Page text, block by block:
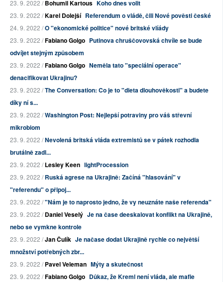
23. 9. 2022 /Bohumil Kartous Koho dnes volit
23. 9. 2022 /Karel Dolejší Referendum o vládě, čili Nové pověsti české
24. 9. 2022 /O "ekonomické politice" nové britské vlíády
23. 9. 2022 /Fabiano Golgo Putinova chruščovovská chvíle se bude
odvíjet stejným způsobem
23. 9. 2022 /Fabiano Golgo Neměla tato "speciální operace"
denacifikovat Ukrajinu?
23. 9. 2022 /The Conversation: Co je to "dieta dlouhověkosti" a budete
díky ní s...
23. 9. 2022 /Washington Post: Nejlepší potraviny pro váš střevní
mikrobiom
23. 9. 2022 /Nevolená britská vláda extremistů se v pátek rozhodla
brutálně zadl...
23. 9. 2022 /Lesley Keen lightProcession
23. 9. 2022 /Ruská agrese na Ukrajině: Začíná "hlasování" v
"referendu" o připoj...
23. 9. 2022 /"Nám je to naprosto jedno, že vy neuznáte naše referenda"
23. 9. 2022 /Daniel Veselý Je na čase deeskalovat konflikt na Ukrajině,
nebo se vymkne kontrole
23. 9. 2022 /Jan Čulík Je načase dodat Ukrajině rychle co největší
množství potřebných zbr...
23. 9. 2022 /Pavel Veleman Mýty a skutečnost
23. 9. 2022 /Fabiano Golgo Důkaz, že Kreml není vláda, ale mafie